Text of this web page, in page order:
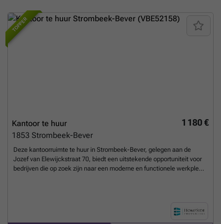
TOPPER
1 180 €
Kantoor te huur
1853 Strombeek-Bever
Deze kantoorruimte te huur in Strombeek-Bever, gelegen aan de
Jozef van Elewijckstraat 70, biedt een uitstekende opportuniteit voor
bedrijven die op zoek zijn naar een moderne en functionele werkplek.
toegang tot een privétuin. Verder is er een multifunctionele
doorgangshal van ongeveer 12 m² die ook als bergruimte kan dienen.